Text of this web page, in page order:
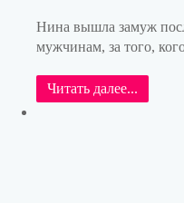
Нина вышла замуж
мужчинам, за того,
Читать далее...